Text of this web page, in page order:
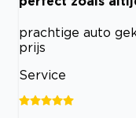
prachtige auto
prijs
Service